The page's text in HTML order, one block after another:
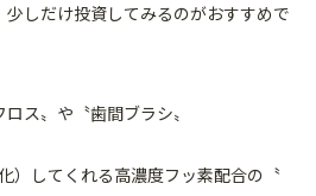
しだけ投資してみるのがおすすめで
ス〟や〝歯間ブラシ〟
）してくれる高濃度フッ素配合の〝